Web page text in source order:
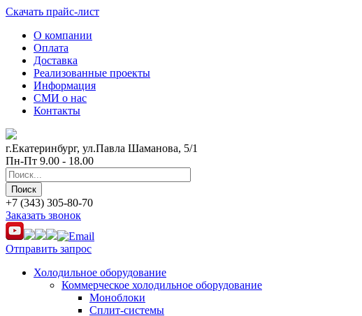
Скачать прайс-лист
О компании
Оплата
Доставка
Реализованные проекты
Информация
СМИ о нас
Контакты
г.Екатеринбург, ул.Павла Шаманова, 5/1
Пн-Пт 9.00 - 18.00
+7 (343) 305-80-70
Заказать звонок
Отправить запрос
Холодильное оборудование
Коммерческое холодильное оборудование
Моноблоки
Сплит-системы